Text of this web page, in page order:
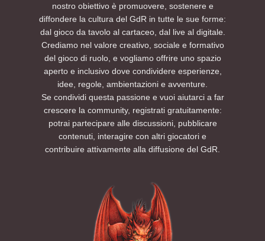
nostro obiettivo è promuovere, sostenere e
diffondere la cultura del GdR in tutte le sue forme:
dal gioco da tavolo al cartaceo, dal live al digitale.
Crediamo nel valore creativo, sociale e formativo
del gioco di ruolo, e vogliamo offrire uno spazio
aperto e inclusivo dove condividere esperienze,
idee, regole, ambientazioni e avventure.
Se condividi questa passione e vuoi aiutarci a far
crescere la community, registrati gratuitamente:
potrai partecipare alle discussioni, pubblicare
contenuti, interagire con altri giocatori e
contribuire attivamente alla diffusione del GdR.